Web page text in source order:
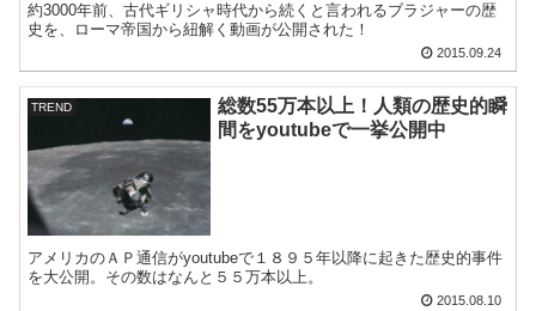
約3000年前、古代ギリシャ時代から続くと言われるブラジャーの歴
史を、ローマ帝国から紐解く動画が公開された！
2015.09.24
TREND
総数55万本以上！人類の歴史的瞬
間をyoutubeで一挙公開中
アメリカのＡＰ通信がyoutubeで１８９５年以降に起きた歴史的事件
を大公開。その数はなんと５５万本以上。
2015.08.10